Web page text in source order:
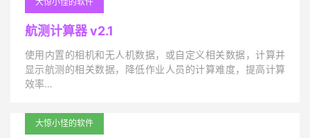
航测计算器 v2.1
使用内置的相机和无人机数据，或自定义相关数据，计算并
显示航测的相关数据，降低作业人员的计算难度，提高计算
效率…
大惊小怪的软件